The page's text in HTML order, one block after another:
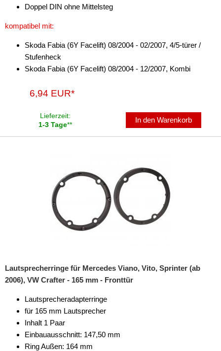
Doppel DIN ohne Mittelsteg
kompatibel mit:
Skoda Fabia (6Y Facelift) 08/2004 - 02/2007, 4/5-türer /
Stufenheck
Skoda Fabia (6Y Facelift) 08/2004 - 12/2007, Kombi
6,94 EUR*
Lieferzeit:
1-3 Tage**
In den Warenkorb
Lautsprecherringe für Mercedes Viano, Vito, Sprinter (ab
2006), VW Crafter - 165 mm - Fronttür
Lautsprecheradapterringe
für 165 mm Lautsprecher
Inhalt 1 Paar
Einbauausschnitt: 147,50 mm
Ring Außen: 164 mm